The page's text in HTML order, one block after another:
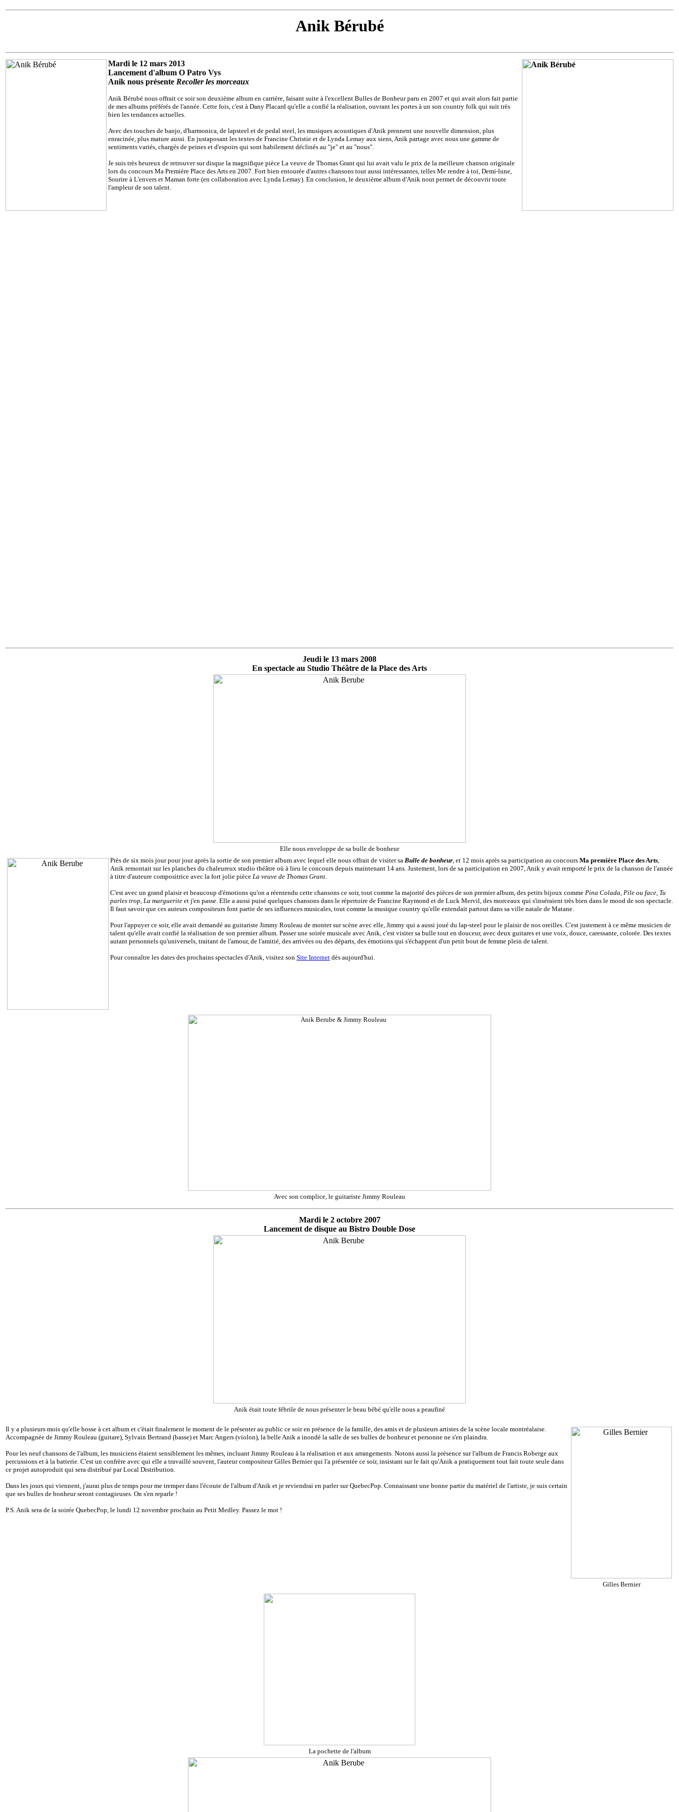
Anik Bérubé
Mardi le 12 mars 2013
Lancement d'album O Patro Vys
Anik nous présente Recoller les morceaux
Anik Bérubé nous offrait ce soir son deuxième album en carrière, faisant suite à l'excellent Bulles de Bonheur paru en 2007 et qui avait alors fait partie
de mes albums préférés de l'année. Cette fois, c'est à Dany Placard qu'elle a confié la réalisation, ouvrant les portes à un son country folk qui suit très
bien les tendances actuelles.
Avec des touches de banjo, d'harmonica, de lapsteel et de pedal steel, les musiques acoustiques d'Anik prennent une nouvelle dimension, plus
enracinée, plus mature aussi. En justaposant les textes de Francine Christie et de Lynda Lemay aux siens, Anik partage avec nous une gamme de
sentiments variés, chargés de peines et d'espoirs qui sont habilement déclinés au "je" et au "nous".
Je suis très heureux de retrouver sur disque la magnifique pièce La veuve de Thomas Grant qui lui avait valu le prix de la meilleure chanson originale
lors du concours Ma Première Place des Arts en 2007. Fort bien entourée d'autres chansons tout aussi intéressantes, telles Me rendre à toi, Demi-lune,
Sourire à L'envers et Maman forte (en collaboration avec Lynda Lemay). En conclusion, le deuxième album d'Anik nout permet de découvrir toute
l'ampleur de son talent.
Jeudi le 13 mars 2008
En spectacle au Studio Théâtre de la Place des Arts
Elle nous enveloppe de sa bulle de bonheur
Près de six mois jour pour jour après la sortie de son premier album avec lequel elle nous offrait de visiter sa Bulle de bonheur, et 12 mois après sa participation au concours Ma première Place des Arts,
Anik remontait sur les planches du chaleureux studio théâtre où à lieu le concours depuis maintenant 14 ans. Justement, lors de sa participation en 2007, Anik y avait remporté le prix de la chanson de l'année
à titre d'auteure compositrice avec la fort jolie pièce La veuve de Thomas Grant.
C'est avec un grand plaisir et beaucoup d'émotions qu'on a réentendu cette chansons ce soir, tout comme la majorité des pièces de son premier album, des petits bijoux comme Pina Colada, Pile ou face, Tu
parles trop, La marguerite et j'en passe. Elle a aussi puisé quelques chansons dans le répertoire de Francine Raymond et de Luck Mervil, des morceaux qui s'inséraient très bien dans le mood de son spectacle.
Il faut savoir que ces auteurs compositeurs font partie de ses influences musicales, tout comme la musique country qu'elle entendait partout dans sa ville natale de Matane.
Pour l'appuyer ce soir, elle avait demandé au guitariste Jimmy Rouleau de monter sur scène avec elle, Jimmy qui a aussi joué du lap-steel pour le plaisir de nos oreilles. C'est justement à ce même musicien de
talent qu'elle avait confié la réalisation de son premier album. Passer une soirée musicale avec Anik, c'est visiter sa bulle tout en douceur, avec deux guitares et une voix, douce, caressante, colorée. Des textes
autant personnels qu'universels, traitant de l'amour, de l'amitié, des arrivées ou des départs, des émotions qui s'échappent d'un petit bout de femme plein de talent.
Pour connaître les dates des prochains spectacles d'Anik, visitez son Site Internet dès aujourd'hui.
Avec son complice, le guitariste Jimmy Rouleau
Mardi le 2 octobre 2007
Lancement de disque au Bistro Double Dose
Anik était toute fébrile de nous présenter le beau bébé qu'elle nous a peaufiné
Gilles Bernier
Il y a plusieurs mois qu'elle bosse à cet album et c'était finalement le moment de le présenter au public ce soir en présence de la famille, des amis et de plusieurs artistes de la scène locale montréalaise.
Accompagnée de Jimmy Rouleau (guitare), Sylvain Bertrand (basse) et Marc Angers (violon), la belle Anik a inondé la salle de ses bulles de bonheur et personne ne s'en plaindra.
Pour les neuf chansons de l'album, les musiciens étaient sensiblement les mêmes, incluant Jimmy Rouleau à la réalisation et aux arrangements. Notons aussi la présence sur l'album de Francis Roberge aux
percussions et à la batterie. C'est un confrère avec qui elle a travaillé souvent, l'auteur compositeur Gilles Bernier qui l'a présentée ce soir, insistant sur le fait qu'Anik a pratiquement tout fait toute seule dans
ce projet autoproduit qui sera distribué par Local Distribution.
Dans les jours qui viennent, j'aurai plus de temps pour me tremper dans l'écoute de l'album d'Anik et je reviendrai en parler sur QuebecPop. Connaissant une bonne partie du matériel de l'artiste, je suis certain
que ses bulles de bonheur seront contagieuses. On s'en reparle !
P.S. Anik sera de la soirée QuebecPop, le lundi 12 novembre prochain au Petit Medley. Passez le mot !
La pochette de l'album